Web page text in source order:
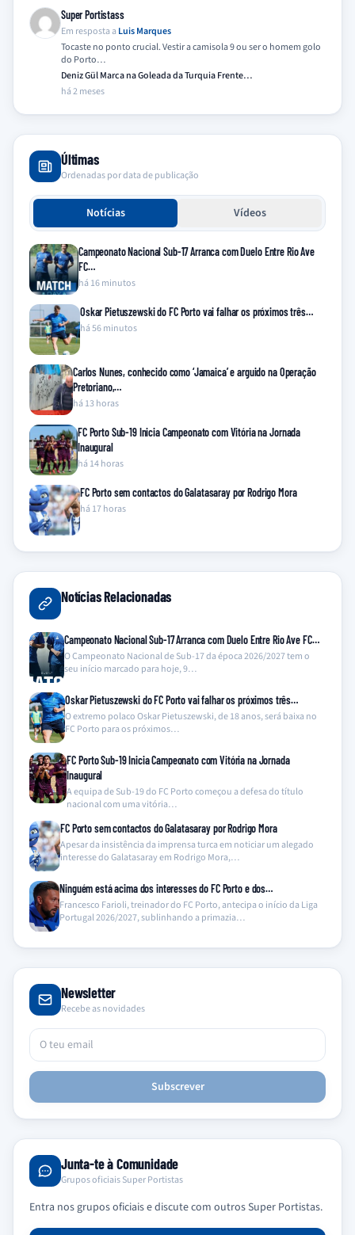
Super Portistass
Em resposta a Luis Marques
Tocaste no ponto crucial. Vestir a camisola 9 ou ser o homem golo
do Porto…
Deniz Gül Marca na Goleada da Turquia Frente…
há 2 meses
Últimas
Ordenadas por data de publicação
Notícias Vídeos
Campeonato Nacional Sub-17 Arranca com Duelo Entre Rio Ave
FC…
há 16 minutos
Oskar Pietuszewski do FC Porto vai falhar os próximos três…
há 56 minutos
Carlos Nunes, conhecido como ‘Jamaica’ e arguido na Operação
Pretoriano,…
há 13 horas
FC Porto Sub-19 Inicia Campeonato com Vitória na Jornada
Inaugural
há 14 horas
FC Porto sem contactos do Galatasaray por Rodrigo Mora
há 17 horas
Notícias Relacionadas
Campeonato Nacional Sub-17 Arranca com Duelo Entre Rio Ave FC…
O Campeonato Nacional de Sub-17 da época 2026/2027 tem o
seu início marcado para hoje, 9…
Oskar Pietuszewski do FC Porto vai falhar os próximos três…
O extremo polaco Oskar Pietuszewski, de 18 anos, será baixa no
FC Porto para os próximos…
FC Porto Sub-19 Inicia Campeonato com Vitória na Jornada
Inaugural
A equipa de Sub-19 do FC Porto começou a defesa do título
nacional com uma vitória…
FC Porto sem contactos do Galatasaray por Rodrigo Mora
Apesar da insistência da imprensa turca em noticiar um alegado
interesse do Galatasaray em Rodrigo Mora,…
Ninguém está acima dos interesses do FC Porto e dos…
Francesco Farioli, treinador do FC Porto, antecipa o início da Liga
Portugal 2026/2027, sublinhando a primazia…
Newsletter
Recebe as novidades
Subscrever
Junta-te à Comunidade
Grupos oficiais Super Portistas
Entra nos grupos oficiais e discute com outros Super Portistas.